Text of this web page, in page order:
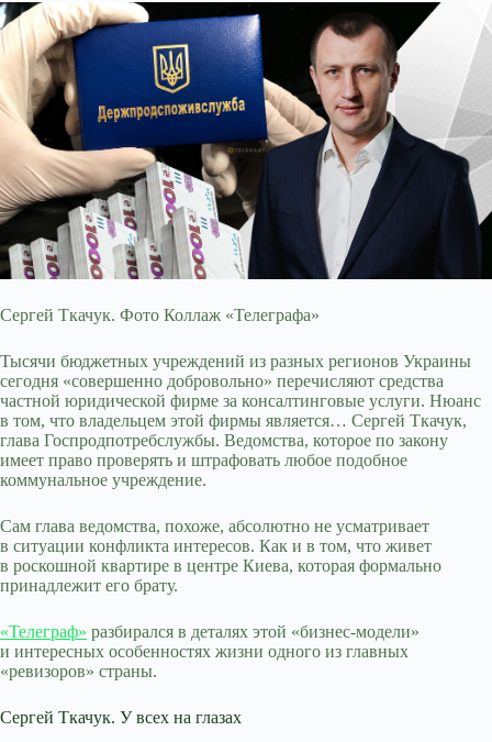
Сергей Ткачук. Фото Коллаж «Телеграфа»
Тысячи бюджетных учреждений из разных регионов Украины
сегодня «совершенно добровольно» перечисляют средства
частной юридической фирме за консалтинговые услуги. Нюанс
в том, что владельцем этой фирмы является… Сергей Ткачук,
глава Госпродпотребслужбы. Ведомства, которое по закону
имеет право проверять и штрафовать любое подобное
коммунальное учреждение.
Сам глава ведомства, похоже, абсолютно не усматривает
в ситуации конфликта интересов. Как и в том, что живет
в роскошной квартире в центре Киева, которая формально
принадлежит его брату.
«Телеграф» разбирался в деталях этой «бизнес-модели»
и интересных особенностях жизни одного из главных
«ревизоров» страны.
Сергей Ткачук. У всех на глазах